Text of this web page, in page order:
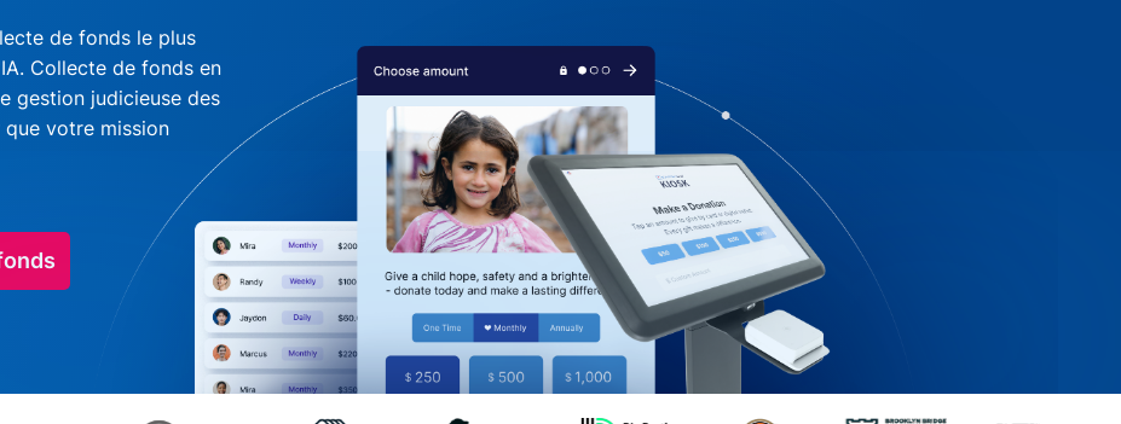
de fonds le plus
Collecte de fonds en
gestion judicieuse des
votre mission